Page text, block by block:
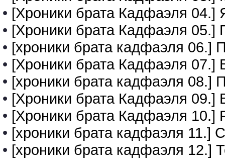
• [Хроники брата Кадфаэля 04.]
• [Хроники брата Кадфаэля 05.]
• [хроники брата кадфаэля 06.]
• [Хроники брата Кадфаэля 07.]
• [хроники брата кадфаэля 08.]
• [Хроники брата Кадфаэля 09.]
• [Хроники брата Кадфаэля 10.]
• [хроники брата кадфаэля 11.]
• [хроники брата кадфаэля 12.]